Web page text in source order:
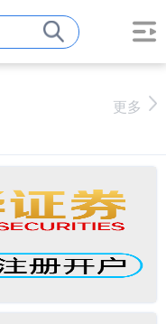
更多